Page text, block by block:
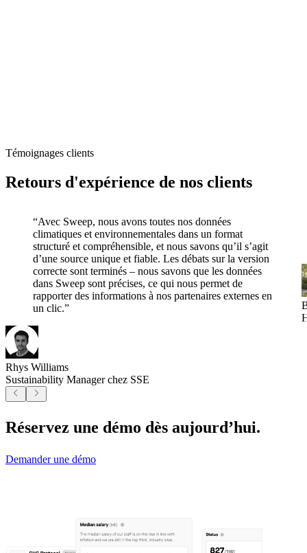
Témoignages clients
Retours d'expérience de nos clients
“Avec Sweep, nous avons toutes nos données
climatiques et environnementales dans un format
structuré et compréhensible, et nous savons qu’il s’agit
d’une source unique et fiable. Les débats sur la version
correcte sont terminés – nous savons que les données
dans Sweep sont précises, ce qui nous permet de
rapporter des informations à nos partenaires externes en
un clic.”
Rhys Williams
Sustainability Manager chez SSE
Réservez une démo dès aujourd’hui.
Demander une démo